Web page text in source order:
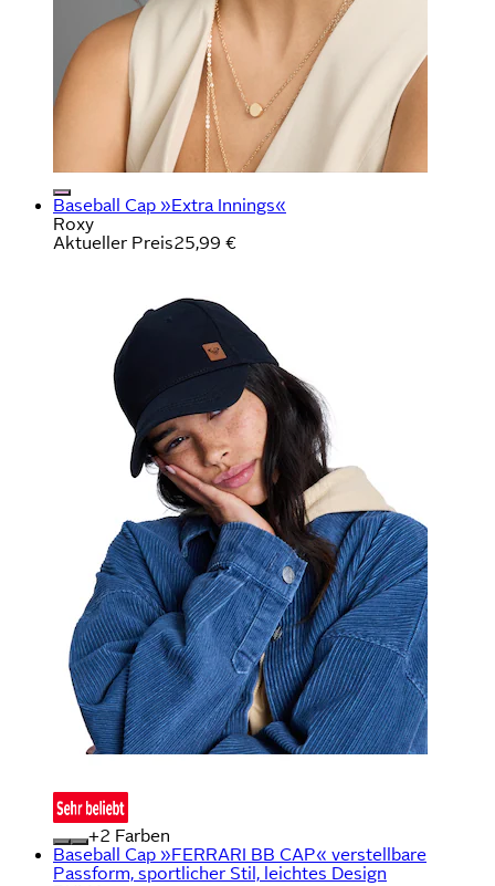
Baseball Cap »Extra Innings«
Roxy
Aktueller Preis25,99 €
+
Farben
Baseball Cap »FERRARI BB CAP« verstellbare
Passform, sportlicher Stil, leichtes Design